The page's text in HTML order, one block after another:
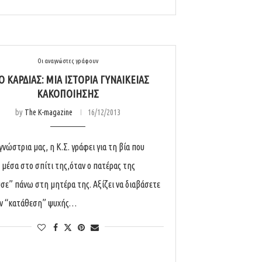
Οι αναγνώστες γράφουν
ΚΑΡΔΙΆΣ: ΜΙΑ ΙΣΤΟΡΊΑ ΓΥΝΑΙΚΕΊΑΣ
ΚΑΚΟΠΟΊΗΣΗΣ
by The K-magazine 16/12/2013
μας, η Κ.Σ. γράφει για τη βία που
στο σπίτι της,όταν ο πατέρας της
πάνω στη μητέρα της. Αξίζει να διαβάσετε
“κατάθεση” ψυχής…